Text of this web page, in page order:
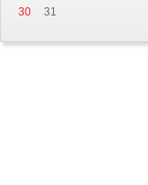
30
31